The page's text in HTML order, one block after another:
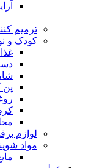
ترمیم
کودک و
پن
لوازم
مواد